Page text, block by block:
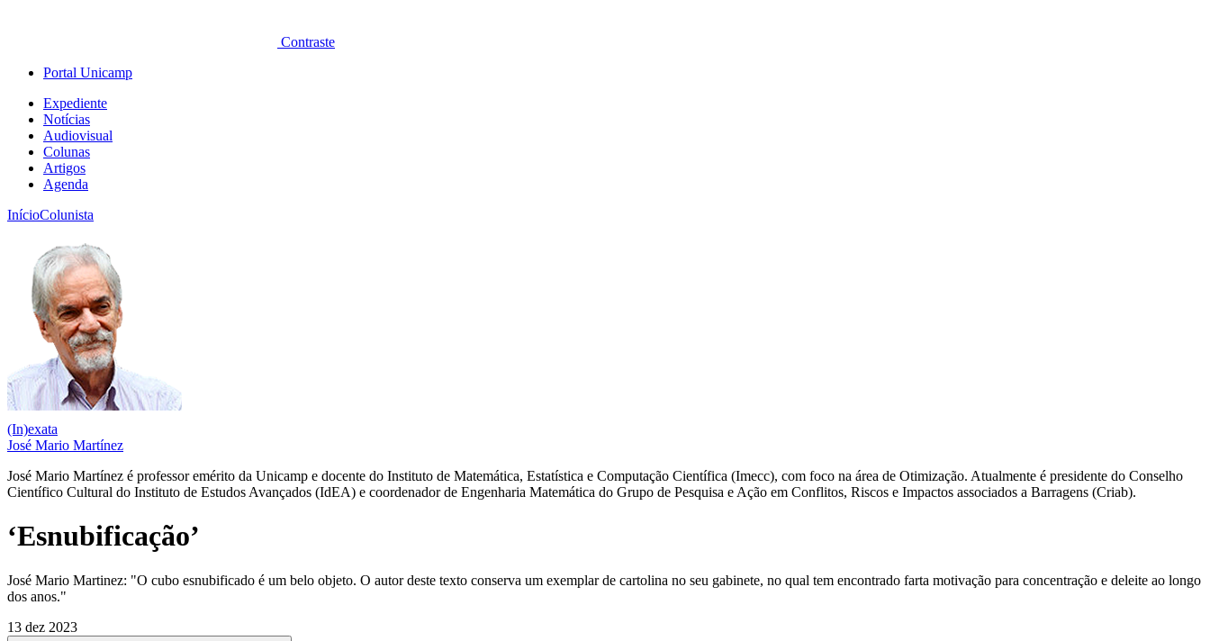
Contraste
Portal Unicamp
Expediente
Notícias
Audiovisual
Colunas
Artigos
Agenda
InícioColunista
(In)exata
José Mario Martínez
José Mario Martínez é professor emérito da Unicamp e docente do Instituto de Matemática, Estatística e Computação Científica (Imecc), com foco na área de Otimização. Atualmente é presidente do Conselho
Científico Cultural do Instituto de Estudos Avançados (IdEA) e coordenador de Engenharia Matemática do Grupo de Pesquisa e Ação em Conflitos, Riscos e Impactos associados a Barragens (Criab).
‘Esnubificação’
José Mario Martinez: "O cubo esnubificado é um belo objeto. O autor deste texto conserva um exemplar de cartolina no seu gabinete, no qual tem encontrado farta motivação para concentração e deleite ao longo
dos anos."
13 dez 2023